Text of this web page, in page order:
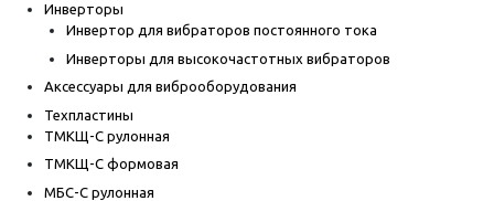
Инверторы
Инвертор для вибраторов постоянного тока
Инверторы для высокочастотных вибраторов
Аксессуары для виброоборудования
Техпластины
ТМКЩ-С рулонная
ТМКЩ-С формовая
МБС-С рулонная